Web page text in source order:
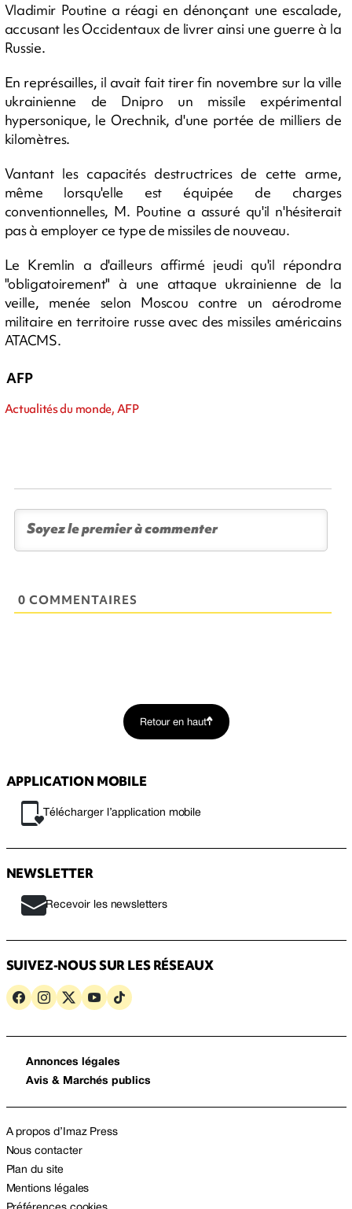
Vladimir Poutine a réagi en dénonçant une escalade,
accusant les Occidentaux de livrer ainsi une guerre à la
Russie.
En représailles, il avait fait tirer fin novembre sur la ville
ukrainienne de Dnipro un missile expérimental
hypersonique, le Orechnik, d'une portée de milliers de
kilomètres.
Vantant les capacités destructrices de cette arme,
même lorsqu'elle est équipée de charges
conventionnelles, M. Poutine a assuré qu'il n'hésiterait
pas à employer ce type de missiles de nouveau.
Le Kremlin a d'ailleurs affirmé jeudi qu'il répondra
"obligatoirement" à une attaque ukrainienne de la
veille, menée selon Moscou contre un aérodrome
militaire en territoire russe avec des missiles américains
ATACMS.
AFP
Actualités du monde, AFP
0 COMMENTAIRES
Retour en haut
APPLICATION MOBILE
Télécharger l’application mobile
NEWSLETTER
Recevoir les newsletters
SUIVEZ-NOUS SUR LES RÉSEAUX
Annonces légales
Avis & Marchés publics
A propos d’Imaz Press
Nous contacter
Plan du site
Mentions légales